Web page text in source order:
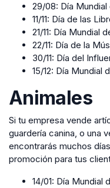
29/08: Día
11/11: Día de las
21/11: Día Mundial
22/11: Día de la
30/11: Día del
15/12: Día Mundial
Animales
Si tu empresa vende
guardería canina, o una
encontrarás muchos
promoción para tus
14/01: Día Mundial